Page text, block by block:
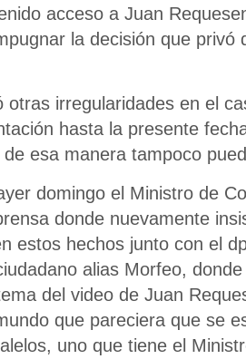
acceso a Juan
la decisión que privó
otras irregularidades en el
hasta la presente
esa manera tampoco
domingo el Ministro de
donde nuevamente
estos hechos junto con el
alias Morfeo,
del video de Juan
que pareciera que se
uno que tiene el